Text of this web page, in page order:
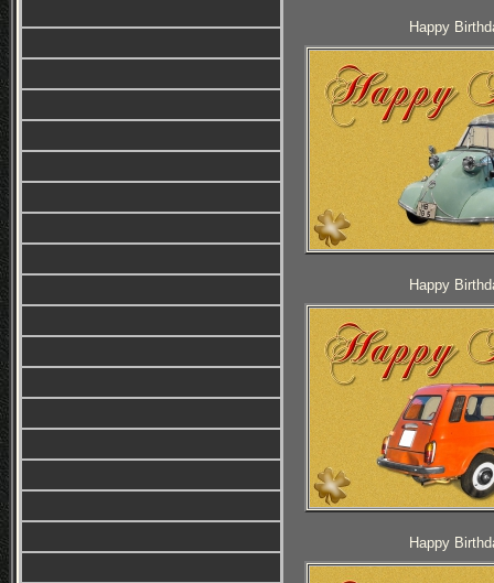
Happy
Happy
Happy